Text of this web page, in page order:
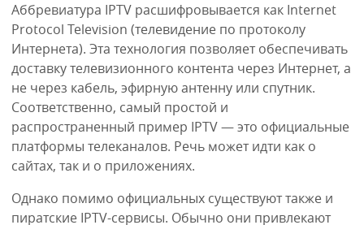
Аббревиатура IPTV расшифровывается как Internet
Protocol Television (телевидение по протоколу
Интернета). Эта технология позволяет обеспечивать
доставку телевизионного контента через Интернет, а
не через кабель, эфирную антенну или спутник.
Соответственно, самый простой и
распространенный пример IPTV — это официальные
платформы телеканалов. Речь может идти как о
сайтах, так и о приложениях.
Однако помимо официальных существуют также и
пиратские IPTV-сервисы. Обычно они привлекают